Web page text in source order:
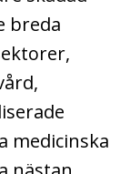
breda
medicinska